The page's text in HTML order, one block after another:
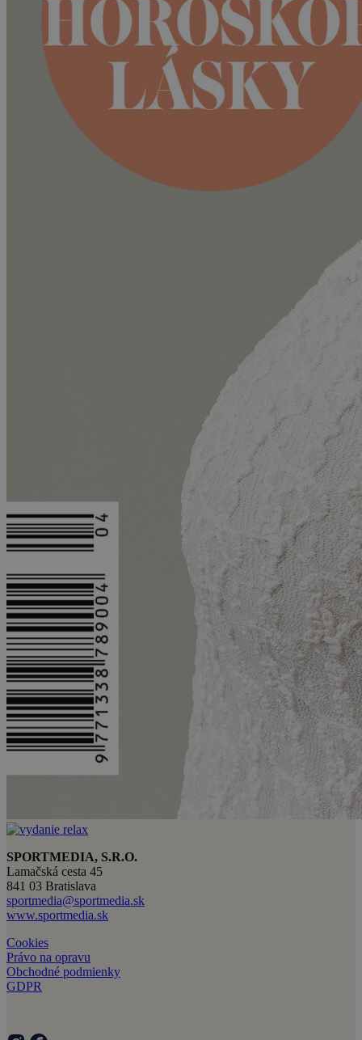
SPORTMEDIA, S.R.O.
Lamačská cesta 45
841 03 Bratislava
sportmedia@sportmedia.sk
www.sportmedia.sk
Cookies
Právo na opravu
Obchodné podmienky
GDPR